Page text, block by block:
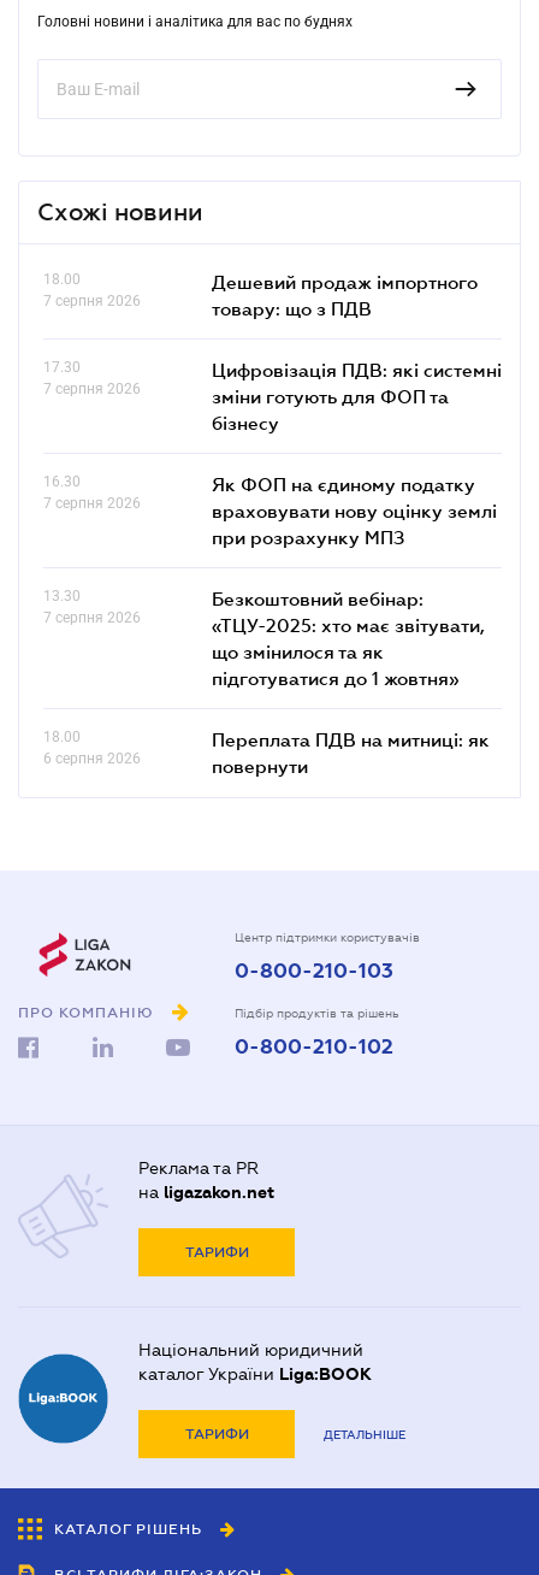
Головні новини і аналітика для вас по буднях
Схожі новини
18.00
7 серпня 2026
Дешевий продаж імпортного
товару: що з ПДВ
17.30
7 серпня 2026
Цифровізація ПДВ: які системні
зміни готують для ФОП та
бізнесу
16.30
7 серпня 2026
Як ФОП на єдиному податку
враховувати нову оцінку землі
при розрахунку МПЗ
13.30
7 серпня 2026
Безкоштовний вебінар:
«ТЦУ-2025: хто має звітувати,
що змінилося та як
підготуватися до 1 жовтня»
18.00
6 серпня 2026
Переплата ПДВ на митниці: як
повернути
ПРО КОМПАНІЮ
Центр підтримки користувачів
0-800-210-103
Підбір продуктів та рішень
0-800-210-102
Реклама та PR
на ligazakon.net
ТАРИФИ
Національний юридичний
каталог України Liga:BOOK
ТАРИФИ ДЕТАЛЬНІШЕ
КАТАЛОГ РІШЕНЬ